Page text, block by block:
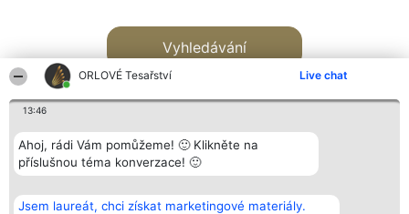
ORLOVÉ Tesařství Live chat
13:46
Ahoj, rádi Vám pomůžeme! 🙂 Klikněte na
příslušnou téma konverzace! 🙂
Jsem laureát, chci získat marketingové materiály.
Vyhledávání
Bright Side Solutions sp. z o.
o. sp. k.
Vítězové
Seznam všech
Kontakt